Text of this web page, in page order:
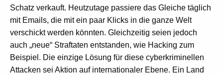
Schatz verkauft. Heutzutage passiere das Gleiche täglich
mit Emails, die mit ein paar Klicks in die ganze Welt
verschickt werden könnten. Gleichzeitig seien jedoch
auch „neue“ Straftaten entstanden, wie Hacking zum
Beispiel. Die einzige Lösung für diese cyberkriminellen
Attacken sei Aktion auf internationaler Ebene. Ein Land